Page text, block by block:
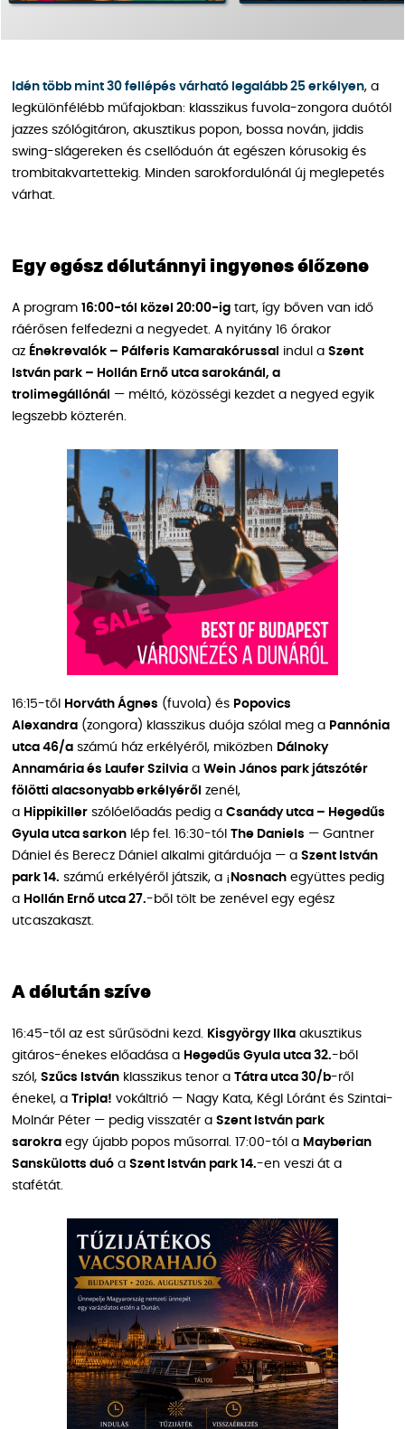
Idén több mint 30 fellépés várható legalább 25 erkélyen, a
legkülönfélébb műfajokban: klasszikus fuvola-zongora duótól
jazzes szólógitáron, akusztikus popon, bossa nován, jiddis
swing-slágereken és csellóduón át egészen kórusokig és
trombitakvartettekig. Minden sarokfordulónál új meglepetés
várhat.
Egy egész délutánnyi ingyenes élőzene
A program 16:00-tól közel 20:00-ig tart, így bőven van idő
ráérősen felfedezni a negyedet. A nyitány 16 órakor
az Énekrevalók – Pálferis Kamarakórussal indul a Szent
István park – Hollán Ernő utca sarokánál, a
trolimegállónál
— méltó, közösségi kezdet a negyed egyik
legszebb közterén.
16:15-től Horváth Ágnes (fuvola) és Popovics
Alexandra (zongora) klasszikus duója szólal meg a Pannónia
utca 46/a számú ház erkélyéről, miközben Dálnoky
Annamária és Laufer Szilvia a Wein János park játszótér
fölötti alacsonyabb erkélyéről zenél,
a Hippikiller szólóelőadás pedig a Csanády utca – Hegedűs
Gyula utca sarkon lép fel. 16:30-tól The Daniels — Gantner
Dániel és Berecz Dániel alkalmi gitárduója — a Szent István
park 14. számú erkélyéről játszik, a ¡Nosnach együttes pedig
a Hollán Ernő utca 27.-ből tölt be zenével egy egész
utcaszakaszt.
A délután szíve
16:45-től az est sűrűsödni kezd. Kisgyörgy Ilka akusztikus
gitáros-énekes előadása a Hegedűs Gyula utca 32.-ből
szól, Szűcs István klasszikus tenor a Tátra utca 30/b-ről
énekel, a Tripla! vokáltrió — Nagy Kata, Kégl Lóránt és Szintai-
Molnár Péter — pedig visszatér a Szent István park
sarokra egy újabb popos műsorral. 17:00-tól a Mayberian
Sanskülotts duó a Szent István park 14.-en veszi át a
stafétát.